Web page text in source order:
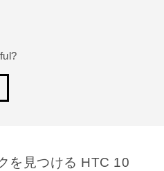
を見つける HTC 10